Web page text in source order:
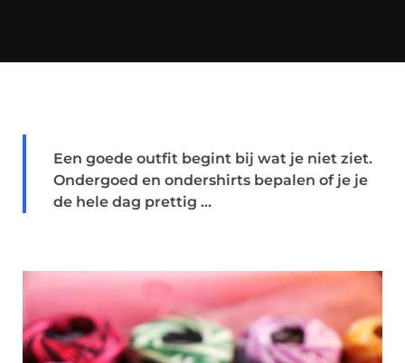
Een goede outfit begint bij wat je niet ziet.
Ondergoed en ondershirts bepalen of je je
de hele dag prettig ...